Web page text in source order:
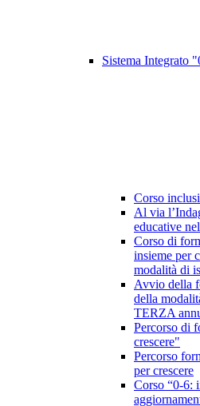
Sistema Integrato
Corso
Al via
educative
Corso di
insieme per
modalità di
Avvio della
della
TERZA
Percorso di
crescere"
Percorso
per crescere
Corso “0-6: